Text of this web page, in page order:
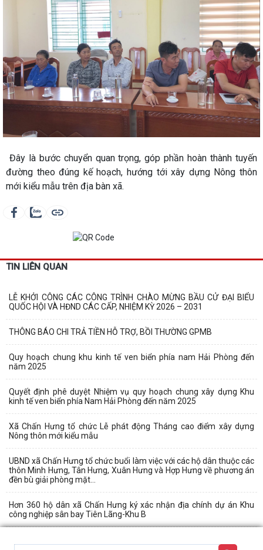
Đây là bước chuyển quan trọng, góp phần hoàn thành tuyến
đường theo đúng kế hoạch, hướng tới xây dựng Nông thôn
mới kiểu mẫu trên địa bàn xã.
TIN LIÊN QUAN
LỄ KHỞI CÔNG CÁC CÔNG TRÌNH CHÀO MỪNG BẦU CỬ ĐẠI BIỂU
QUỐC HỘI VÀ HĐND CÁC CẤP, NHIỆM KỲ 2026 – 2031
THÔNG BÁO CHI TRẢ TIỀN HỖ TRỢ, BỒI THƯỜNG GPMB
Quy hoạch chung khu kinh tế ven biển phía nam Hải Phòng đến
năm 2025
Quyết định phê duyệt Nhiệm vụ quy hoạch chung xây dựng Khu
kinh tế ven biển phía Nam Hải Phòng đến năm 2025
Xã Chấn Hưng tổ chức Lễ phát động Tháng cao điểm xây dựng
Nông thôn mới kiểu mẫu
UBND xã Chấn Hưng tổ chức buổi làm việc với các hộ dân thuộc các
thôn Minh Hưng, Tân Hưng, Xuân Hưng và Hợp Hưng về phương án
đền bù giải phòng mặt...
Hơn 360 hộ dân xã Chấn Hưng ký xác nhận địa chính dự án Khu
công nghiệp sân bay Tiên Lãng-Khu B